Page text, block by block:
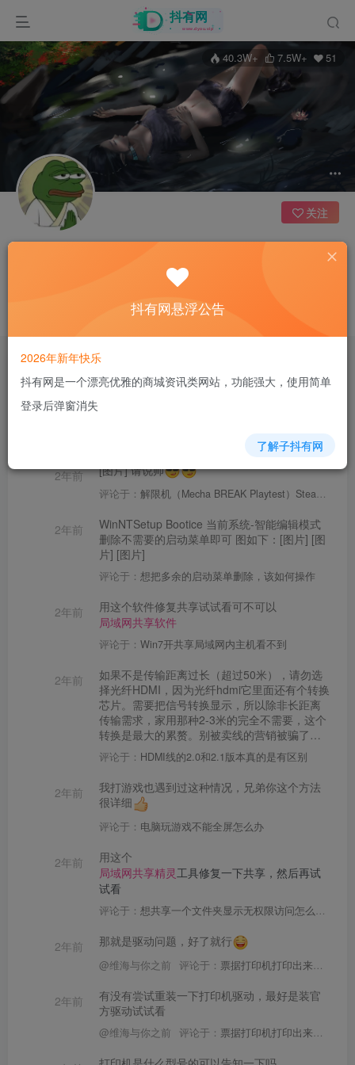
40.3W+ 7.5W+ 51
技术支持
这家伙很懒，什么都没有写...
关注
在电脑上轻松打开两个微信客户端，微信电脑版双开教程
2年前 [图片] 请说帅
评论于： 解限机（Mecha BREAK Playtest）Steam游戏
2年前
WinNTSetup Bootice 当前系统-智能编辑模式
删除不需要的启动菜单即可 图如下：[图片] [图
片] [图片]
评论于： 想把多余的启动菜单删除，该如何操作
2年前
用这个软件修复共享试试看可不可以
局域网共享软件
评论于： Win7开共享局域网内主机看不到
2年前
如果不是传输距离过长（超过50米），请勿选
择光纤HDMI，因为光纤hdmi它里面还有个转换
芯片。需要把信号转换显示，所以除非长距离
传输需求，家用那种2-3米的完全不需要，这个
转换是最大的累赘。别被卖线的营销被骗了…
另外2.1的线，京东自营别选最贵的营销过度就
行，比如啥怪兽牌，也别选那种咸鱼所谓啥ps5
拆机索尼之类的来历不明的线，选个中等价位
有牌子的都没啥问题。那种喜欢说高端线好的
人无外乎两种，要么是卖线的，要么就是之前
买到假线受刺激后，觉得最贵才放心的…
评论于： HDMI线的2.0和2.1版本真的是有区别
2年前
我打游戏也遇到过这种情况，兄弟你这个方法
很详细
评论于： 电脑玩游戏不能全屏怎么办
2年前
用这个
局域网共享精灵工具修复一下共享，然后再试
试看
评论于： 想共享一个文件夹显示无权限访问怎么解决
2年前 那就是驱动问题，好了就行
@维海与你之前 评论于： 票据打印机打印出来不连贯，不知道是不是打印机坏了
2年前
有没有尝试重装一下打印机驱动，最好是装官
方驱动试试看
@维海与你之前 评论于： 票据打印机打印出来不连贯，不知道是不是打印机坏了
抖有网悬浮公告
2026年新年快乐
抖有网是一个漂亮优雅的商城资讯类网站，功能强大，使用简单
登录后弹窗消失
了解子抖有网